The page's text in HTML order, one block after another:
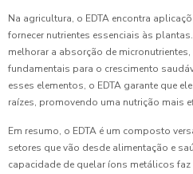
Na agricultura, o EDTA encontra
fornecer nutrientes essenciais às
melhorar a absorção de
fundamentais para o crescimento
esses elementos, o EDTA garante que
raízes, promovendo uma nutrição mais
Em resumo, o EDTA é um composto
setores que vão desde alimentação e
capacidade de quelar íons metálicos